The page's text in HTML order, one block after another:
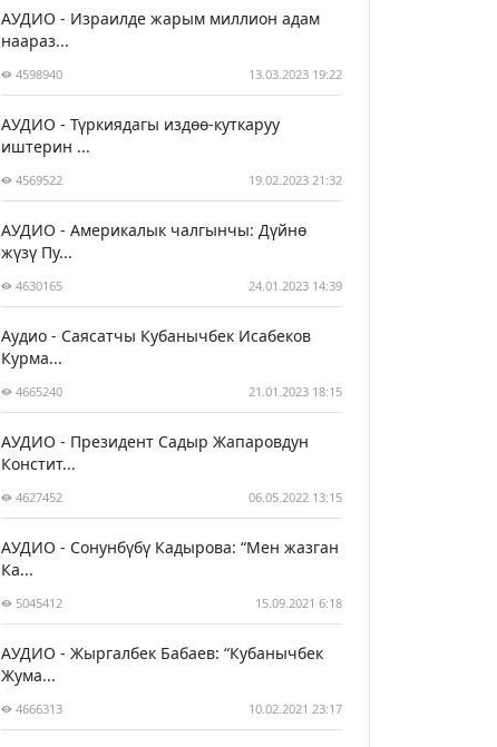
АУДИО - Израилде жарым миллион адам
наараз...
4598940 13.03.2023 19:22
АУДИО - Түркиядагы издөө-куткаруу
иштерин ...
4569522 19.02.2023 21:32
АУДИО - Америкалык чалгынчы: Дүйнө
жүзү Пу...
4630165 24.01.2023 14:39
Аудио - Саясатчы Кубанычбек Исабеков
Курма...
4665240 21.01.2023 18:15
АУДИО - Президент Садыр Жапаровдун
Констит...
4627452 06.05.2022 13:15
АУДИО - Сонунбүбү Кадырова: “Мен жазган
Ка...
5045412 15.09.2021 6:18
АУДИО - Жыргалбек Бабаев: “Кубанычбек
Жума...
4666313 10.02.2021 23:17